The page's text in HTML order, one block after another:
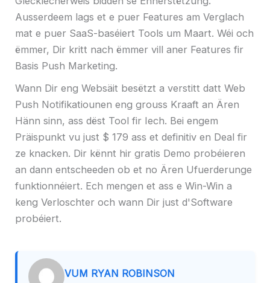
Ausserdeem lags et e puer Features am Verglach
mat e puer SaaS-baséiert Tools um Maart. Wéi och
ëmmer, Dir kritt nach ëmmer vill aner Features fir
Basis Push Marketing.
Wann Dir eng Websäit besëtzt a verstitt datt Web
Push Notifikatiounen eng grouss Kraaft an Ären
Hänn sinn, ass dëst Tool fir Iech. Bei engem
Präispunkt vu just $ 179 ass et definitiv en Deal fir
ze knacken. Dir kënnt hir gratis Demo probéieren
an dann entscheeden ob et no Ären Ufuerderunge
funktionnéiert. Ech mengen et ass e Win-Win a
keng Verloschter och wann Dir just d'Software
probéiert.
VUM RYAN ROBINSON